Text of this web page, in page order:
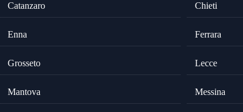
Catanzaro Chieti
Enna Ferrara
Grosseto Lecce
Mantova Messina